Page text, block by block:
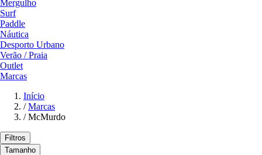
Mergulho
Surf
Paddle
Náutica
Desporto Urbano
Verão / Praia
Outlet
Marcas
Início
/ Marcas
/ McMurdo
Filtros
Tamanho